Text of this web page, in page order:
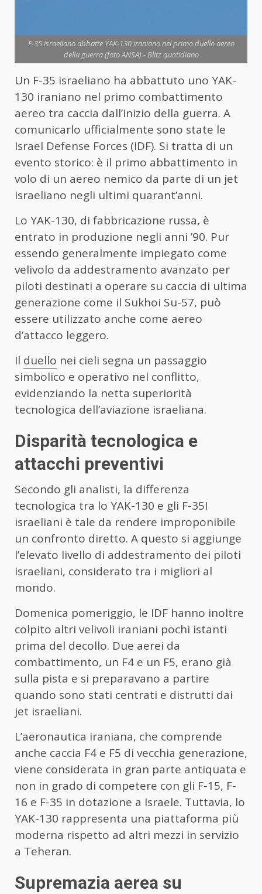
F-35 israeliano abbatte YAK-130 iraniano nel primo duello aereo
della guerra (foto ANSA) - Blitz quotidiano
Un F-35 israeliano ha abbattuto uno YAK-
130 iraniano nel primo combattimento
aereo tra caccia dall’inizio della guerra. A
comunicarlo ufficialmente sono state le
Israel Defense Forces (IDF). Si tratta di un
evento storico: è il primo abbattimento in
volo di un aereo nemico da parte di un jet
israeliano negli ultimi quarant’anni.
Lo YAK-130, di fabbricazione russa, è
entrato in produzione negli anni ’90. Pur
essendo generalmente impiegato come
velivolo da addestramento avanzato per
piloti destinati a operare su caccia di ultima
generazione come il Sukhoi Su-57, può
essere utilizzato anche come aereo
d’attacco leggero.
Il duello nei cieli segna un passaggio
simbolico e operativo nel conflitto,
evidenziando la netta superiorità
tecnologica dell’aviazione israeliana.
Disparità tecnologica e
attacchi preventivi
Secondo gli analisti, la differenza
tecnologica tra lo YAK-130 e gli F-35I
israeliani è tale da rendere improponibile
un confronto diretto. A questo si aggiunge
l’elevato livello di addestramento dei piloti
israeliani, considerato tra i migliori al
mondo.
Domenica pomeriggio, le IDF hanno inoltre
colpito altri velivoli iraniani pochi istanti
prima del decollo. Due aerei da
combattimento, un F4 e un F5, erano già
sulla pista e si preparavano a partire
quando sono stati centrati e distrutti dai
jet israeliani.
L’aeronautica iraniana, che comprende
anche caccia F4 e F5 di vecchia generazione,
viene considerata in gran parte antiquata e
non in grado di competere con gli F-15, F-
16 e F-35 in dotazione a Israele. Tuttavia, lo
YAK-130 rappresenta una piattaforma più
moderna rispetto ad altri mezzi in servizio
a Teheran.
Supremazia aerea su